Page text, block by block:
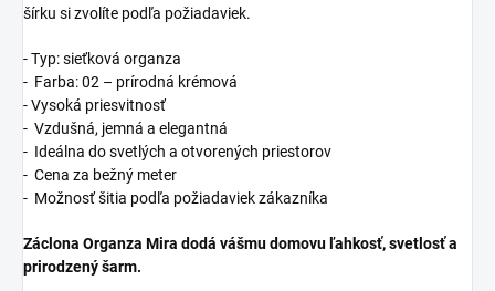
šírku si zvolíte podľa požiadaviek.
- Typ: sieťková organza
- Farba: 02 – prírodná krémová
- Vysoká priesvitnosť
- Vzdušná, jemná a elegantná
- Ideálna do svetlých a otvorených priestorov
- Cena za bežný meter
- Možnosť šitia podľa požiadaviek zákazníka
Záclona Organza Mira dodá vášmu domovu ľahkosť, svetlosť a
prirodzený šarm.